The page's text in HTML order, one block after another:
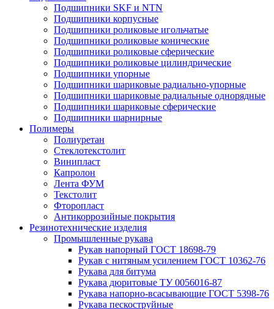
Подшипники SKF и NTN
Подшипники корпусные
Подшипники роликовые игольчатые
Подшипники роликовые конические
Подшипники роликовые сферические
Подшипники роликовые цилиндрические
Подшипники упорные
Подшипники шариковые радиально-упорные
Подшипники шариковые радиальные однорядные
Подшипники шариковые сферические
Подшипники шарнирные
Полимеры
Полиуретан
Стеклотекстолит
Винипласт
Капролон
Лента ФУМ
Текстолит
Фторопласт
Антикоррозийные покрытия
Резинотехнические изделия
Промышленные рукава
Рукав напорный ГОСТ 18698-79
Рукав с нитяным усилением ГОСТ 10362-76
Рукава для битума
Рукава дюритовые ТУ 0056016-87
Рукава напорно-всасывающие ГОСТ 5398-76
Рукава пескоструйные